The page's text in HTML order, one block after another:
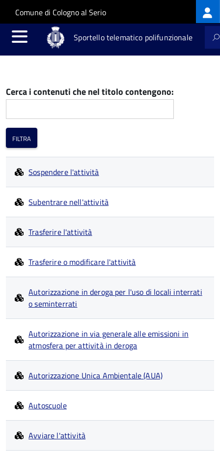
Salta al contenuto principale
Skip to site navigation
Comune di Cologno al Serio
Sportello telematico polifunzionale
Cerca i contenuti che nel titolo contengono:
Sospendere l'attività
Subentrare nell'attività
Trasferire l'attività
Trasferire o modificare l'attività
Autorizzazione in deroga per l'uso di locali interrati
o seminterrati
Autorizzazione in via generale alle emissioni in
atmosfera per attività in deroga
Autorizzazione Unica Ambientale (AUA)
Autoscuole
Avviare l'attività